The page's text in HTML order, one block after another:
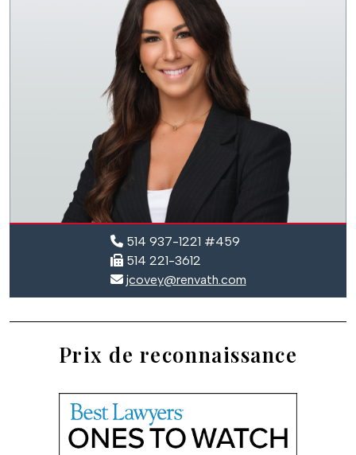
514 937-1221 #459
514 221-3612
jcovey@renvath.com
Prix de reconnaissance